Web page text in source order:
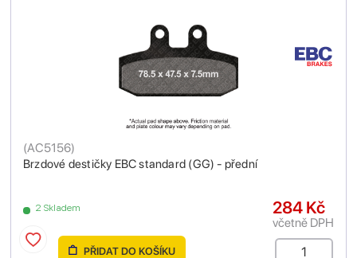
Brzdové destičky EBC standard (GG) - přední
(AC5156)
2 Skladem 284 Kč
včetně DPH
PŘIDAT DO KOŠÍKU